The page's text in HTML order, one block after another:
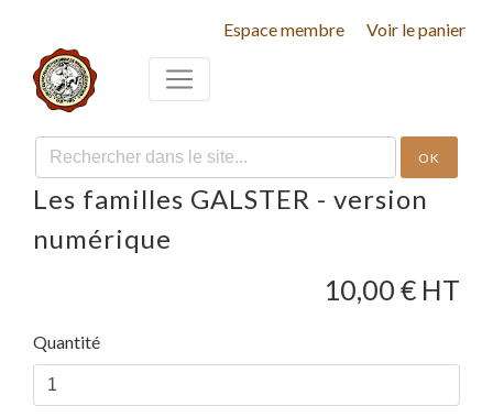
Espace membre Voir le panier
OK
Les familles GALSTER - version
numérique
10,00 € HT
Quantité